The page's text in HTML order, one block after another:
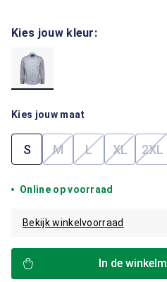
Kies jouw kleur:
Kies jouw maat
S M(Deze optie is
L(Deze optie is
XL(Deze2XL
Online op voorraad
Bekijk winkelvoorraad
In de